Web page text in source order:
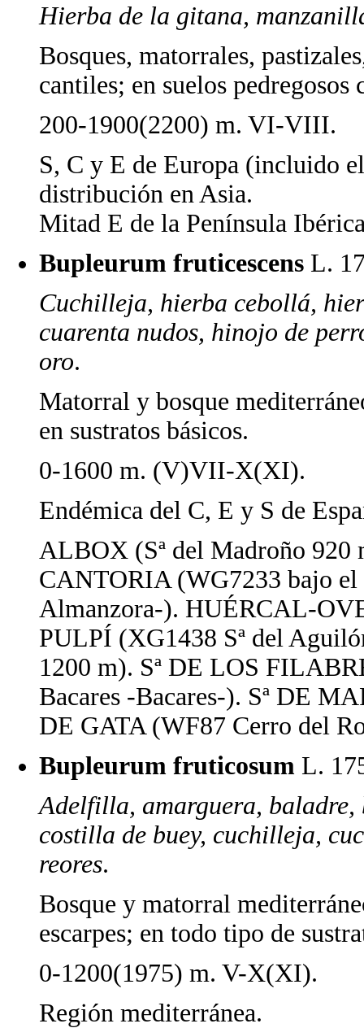
Hierba de la gitana,
Bosques, matorrales,
cantiles; en suelos pedregosos
200-1900(2200) m. VI-VIII.
S, C y E de Europa (incluido
distribución en Asia.
Mitad E de la Península
Bupleurum fruticescens L.
Cuchilleja, hierba cebollá,
cuarenta nudos, hinojo de
oro.
Matorral y bosque
en sustratos básicos.
0-1600 m. (V)VII-X(XI).
Endémica del C, E y S de
ALBOX (Sª del Madroño
CANTORIA (WG7233 bajo
Almanzora-). HUÉRCAL-
PULPÍ (XG1438 Sª del
1200 m). Sª DE LOS
Bacares -Bacares-). Sª DE
DE GATA (WF87 Cerro del
Bupleurum fruticosum L.
Adelfilla, amarguera, baladre,
costilla de buey, cuchilleja,
reores.
Bosque y matorral
escarpes; en todo tipo de
0-1200(1975) m. V-X(XI).
Región mediterránea.